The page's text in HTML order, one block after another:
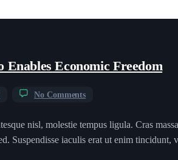
Enables Economic Freedom
No Comments
nisl, molestie tempus ligula. Cras
Suspendisse iaculis erat ut enim